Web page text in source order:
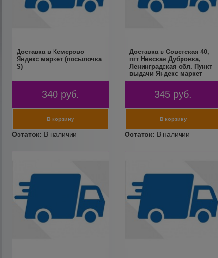
Доставка в Кемерово
Яндекс маркет (посылочка
S)
340 руб.
Доставка в Советская 40,
пгт Невская Дубровка,
Ленинградская обл, Пункт
выдачи Яндекс маркет
(посылочка S)
345 руб.